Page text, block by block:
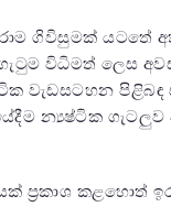
ගිවිසුමක් යටතේ
විධිමත් ලෙස
වැඩසටහන පිළිබඳ
න්‍යෂ්ටික ගැටලුව
ප්‍රකාශ කළහොත්